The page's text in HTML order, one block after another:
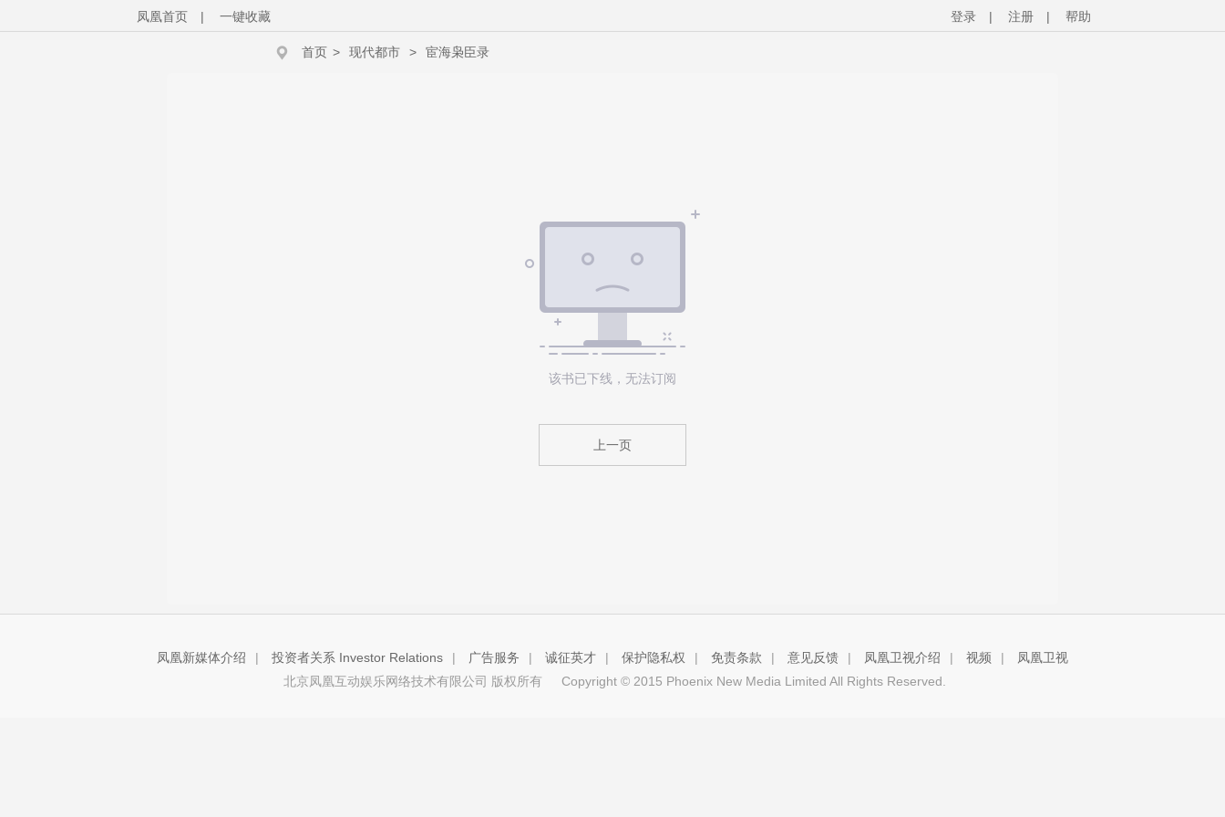
登录 | 注册 | 帮助
凤凰首页 | 一键收藏
首页 > 现代都市 > 宦海枭臣录
该书已下线，无法订阅
上一页
凤凰新媒体介绍 | 投资者关系 Investor Relations | 广告服务 | 诚征英才 | 保护隐私权 | 免责条款 | 意见反馈 | 凤凰卫视介绍 | 视频 |
凤凰卫视
北京凤凰互动娱乐网络技术有限公司 版权所有
Copyright © 2015 Phoenix New Media Limited All Rights Reserved.